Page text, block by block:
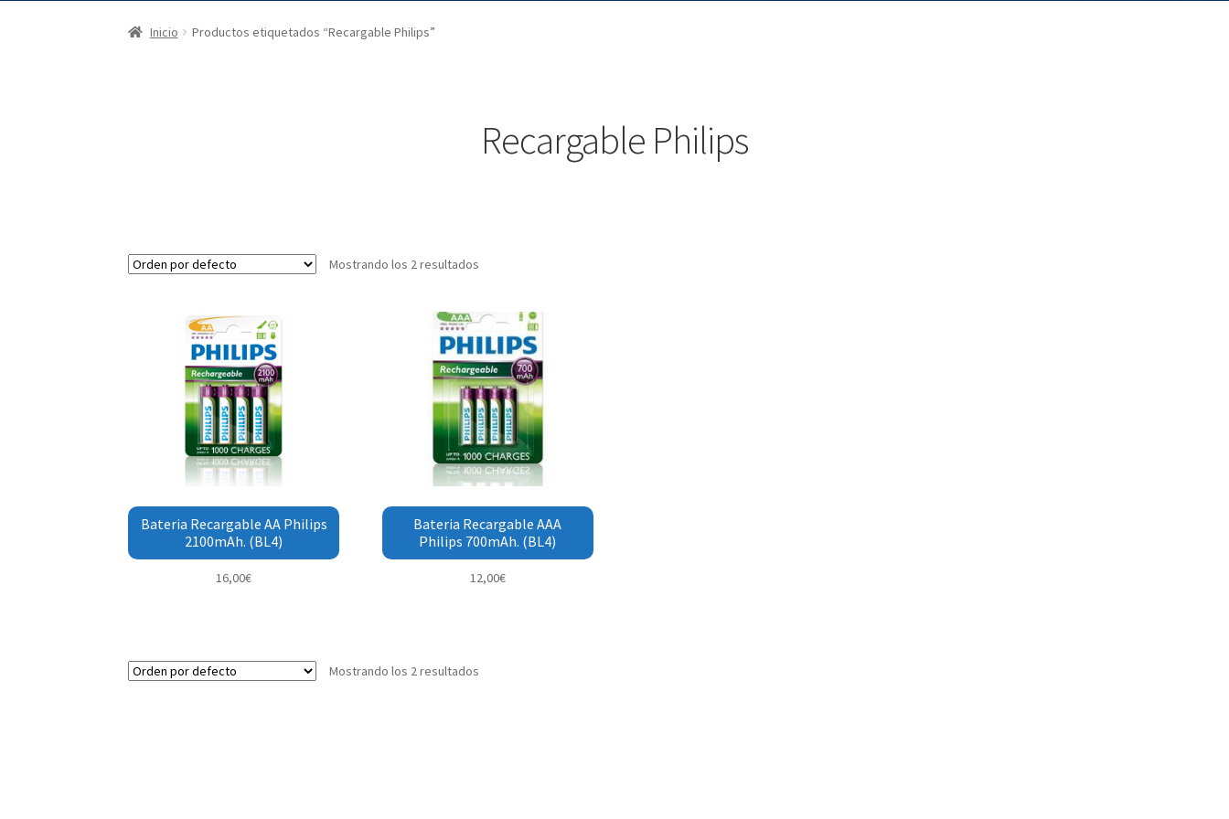
Inicio Productos etiquetados “Recargable Philips”
Recargable Philips
Mostrando los 2 resultados
Bateria Recargable AA Philips
2100mAh. (BL4)
16,00€
Bateria Recargable AAA
Philips 700mAh. (BL4)
12,00€
Mostrando los 2 resultados